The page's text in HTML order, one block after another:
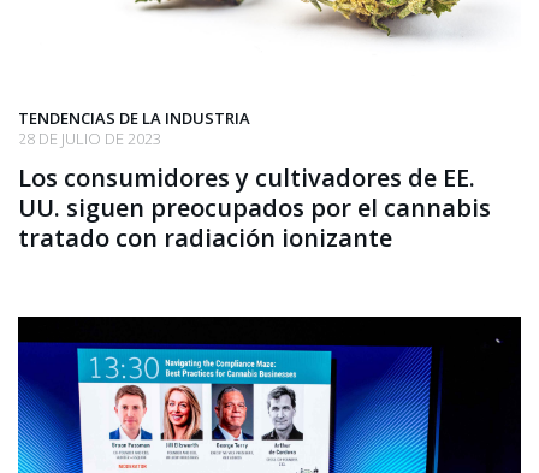
TENDENCIAS DE LA INDUSTRIA
28 DE JULIO DE 2023
Los consumidores y cultivadores de EE.
UU. siguen preocupados por el cannabis
tratado con radiación ionizante